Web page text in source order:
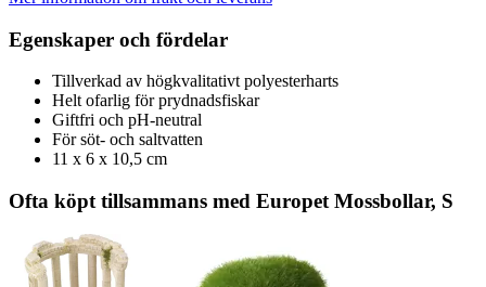
Egenskaper och fördelar
Tillverkad av högkvalitativt polyesterharts
Helt ofarlig för prydnadsfiskar
Giftfri och pH-neutral
För söt- och saltvatten
11 x 6 x 10,5 cm
Ofta köpt tillsammans med Europet Mossbollar, S